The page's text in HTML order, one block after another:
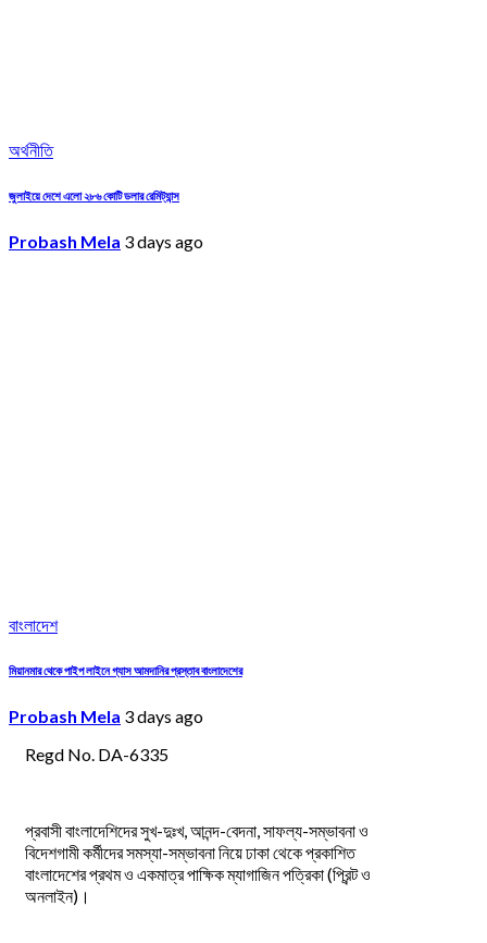
অর্থনীতি
জুলাইয়ে দেশে এলো ২৮৬ কোটি ডলার রেমিট্যান্স
Probash Mela 3 days ago
বাংলাদেশ
মিয়ানমার থেকে পাইপ লাইনে গ্যাস আমদানির প্রস্তাব বাংলাদেশের
Probash Mela 3 days ago
Regd No. DA-6335
প্রবাসী বাংলাদেশিদের সুখ-দুঃখ, আনন্দ-বেদনা, সাফল্য-সম্ভাবনা ও
বিদেশগামী কর্মীদের সমস্যা-সম্ভাবনা নিয়ে ঢাকা থেকে প্রকাশিত
বাংলাদেশের প্রথম ও একমাত্র পাক্ষিক ম্যাগাজিন পত্রিকা (প্রিন্ট ও
অনলাইন)।